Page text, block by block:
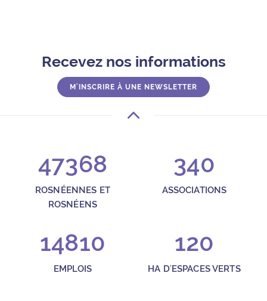
Recevez nos informations
M'INSCRIRE À UNE NEWSLETTER
47368
ROSNÉENNES ET
ROSNÉENS
340
ASSOCIATIONS
14810
EMPLOIS
120
HA D'ESPACES VERTS